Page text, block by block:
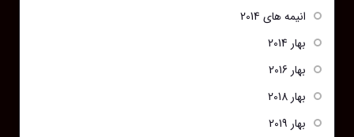
انیمه های 2014
بهار 2014
بهار 2016
بهار 2018
بهار 2019